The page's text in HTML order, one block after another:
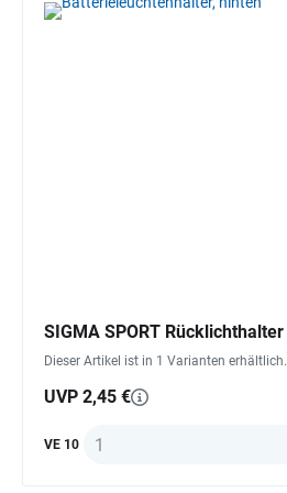
SIGMA SPORT Rücklichthalter
Dieser Artikel ist in 1 Varianten erhältlich.
UVP 2,45 €
VE 10 Anzahl